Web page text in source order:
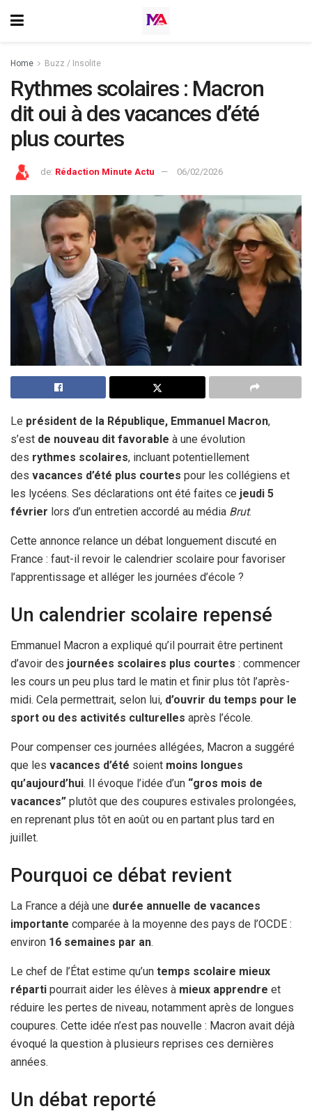
Home Buzz / Insolite
Rythmes scolaires : Macron
dit oui à des vacances d’été
plus courtes
de: Rédaction Minute Actu 06/02/2026
Le président de la République, Emmanuel Macron,
s’est de nouveau dit favorable à une évolution
des rythmes scolaires, incluant potentiellement
des vacances d’été plus courtes pour les collégiens et
les lycéens. Ses déclarations ont été faites ce jeudi 5
février lors d’un entretien accordé au média Brut.
Cette annonce relance un débat longuement discuté en
France : faut-il revoir le calendrier scolaire pour favoriser
l’apprentissage et alléger les journées d’école ?
Un calendrier scolaire repensé
Emmanuel Macron a expliqué qu’il pourrait être pertinent
d’avoir des journées scolaires plus courtes : commencer
les cours un peu plus tard le matin et finir plus tôt l’après-
midi. Cela permettrait, selon lui, d’ouvrir du temps pour le
sport ou des activités culturelles après l’école.
Pour compenser ces journées allégées, Macron a suggéré
que les vacances d’été soient moins longues
qu’aujourd’hui. Il évoque l’idée d’un “gros mois de
vacances” plutôt que des coupures estivales prolongées,
en reprenant plus tôt en août ou en partant plus tard en
juillet.
Pourquoi ce débat revient
La France a déjà une durée annuelle de vacances
importante comparée à la moyenne des pays de l’OCDE :
environ 16 semaines par an.
Le chef de l’État estime qu’un temps scolaire mieux
réparti pourrait aider les élèves à mieux apprendre et
réduire les pertes de niveau, notamment après de longues
coupures. Cette idée n’est pas nouvelle : Macron avait déjà
évoqué la question à plusieurs reprises ces dernières
années.
Un débat reporté